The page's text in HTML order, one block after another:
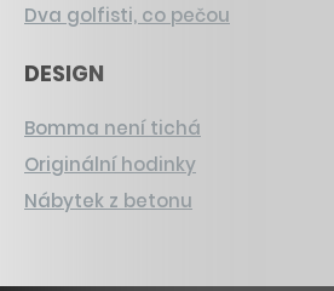
Dva golfisti, co pečou
DESIGN
Bomma není tichá
Originální hodinky
Nábytek z betonu